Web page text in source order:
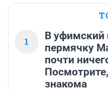
иммунитета.
1
В уфимский
пермячку
почти
знакома